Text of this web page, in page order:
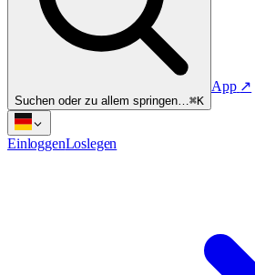
Suchen oder zu allem springen…⌘K
App ↗
EinloggenLoslegen